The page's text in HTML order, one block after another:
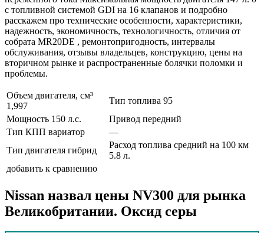
с топливной системой GDI на 16 клапанов и подробно
расскажем про технические особенности, характеристики,
надежность, экономичность, технологичность, отличия от
собрата MR20DE , ремонтопригодность, интервалы
обслуживания, отзывы владельцев, конструкцию, цены на
вторичном рынке и распространенные болячки поломки и
проблемы.
Объем двигателя, см³
1,997
Тип топлива 95
Мощность 150 л.с.
Привод передний
Тип КПП вариатор
—
Тип двигателя гибрид
Расход топлива средний на 100 км
5.8 л.
добавить к сравнению
Nissan назвал цены NV300 для рынка
Великобритании. Оксид серы